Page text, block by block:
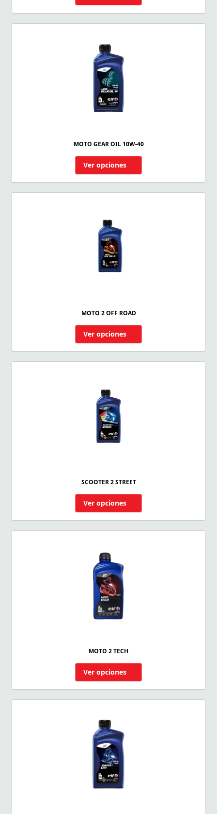
MOTO GEAR OIL 10W-40
Ver opciones
MOTO 2 OFF ROAD
Ver opciones
SCOOTER 2 STREET
Ver opciones
MOTO 2 TECH
Ver opciones